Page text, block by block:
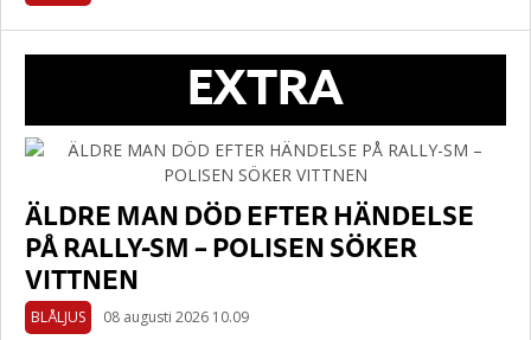
EXTRA
ÄLDRE MAN DÖD EFTER HÄNDELSE
PÅ RALLY-SM – POLISEN SÖKER
VITTNEN
BLÅLJUS 08 augusti 2026 10.09